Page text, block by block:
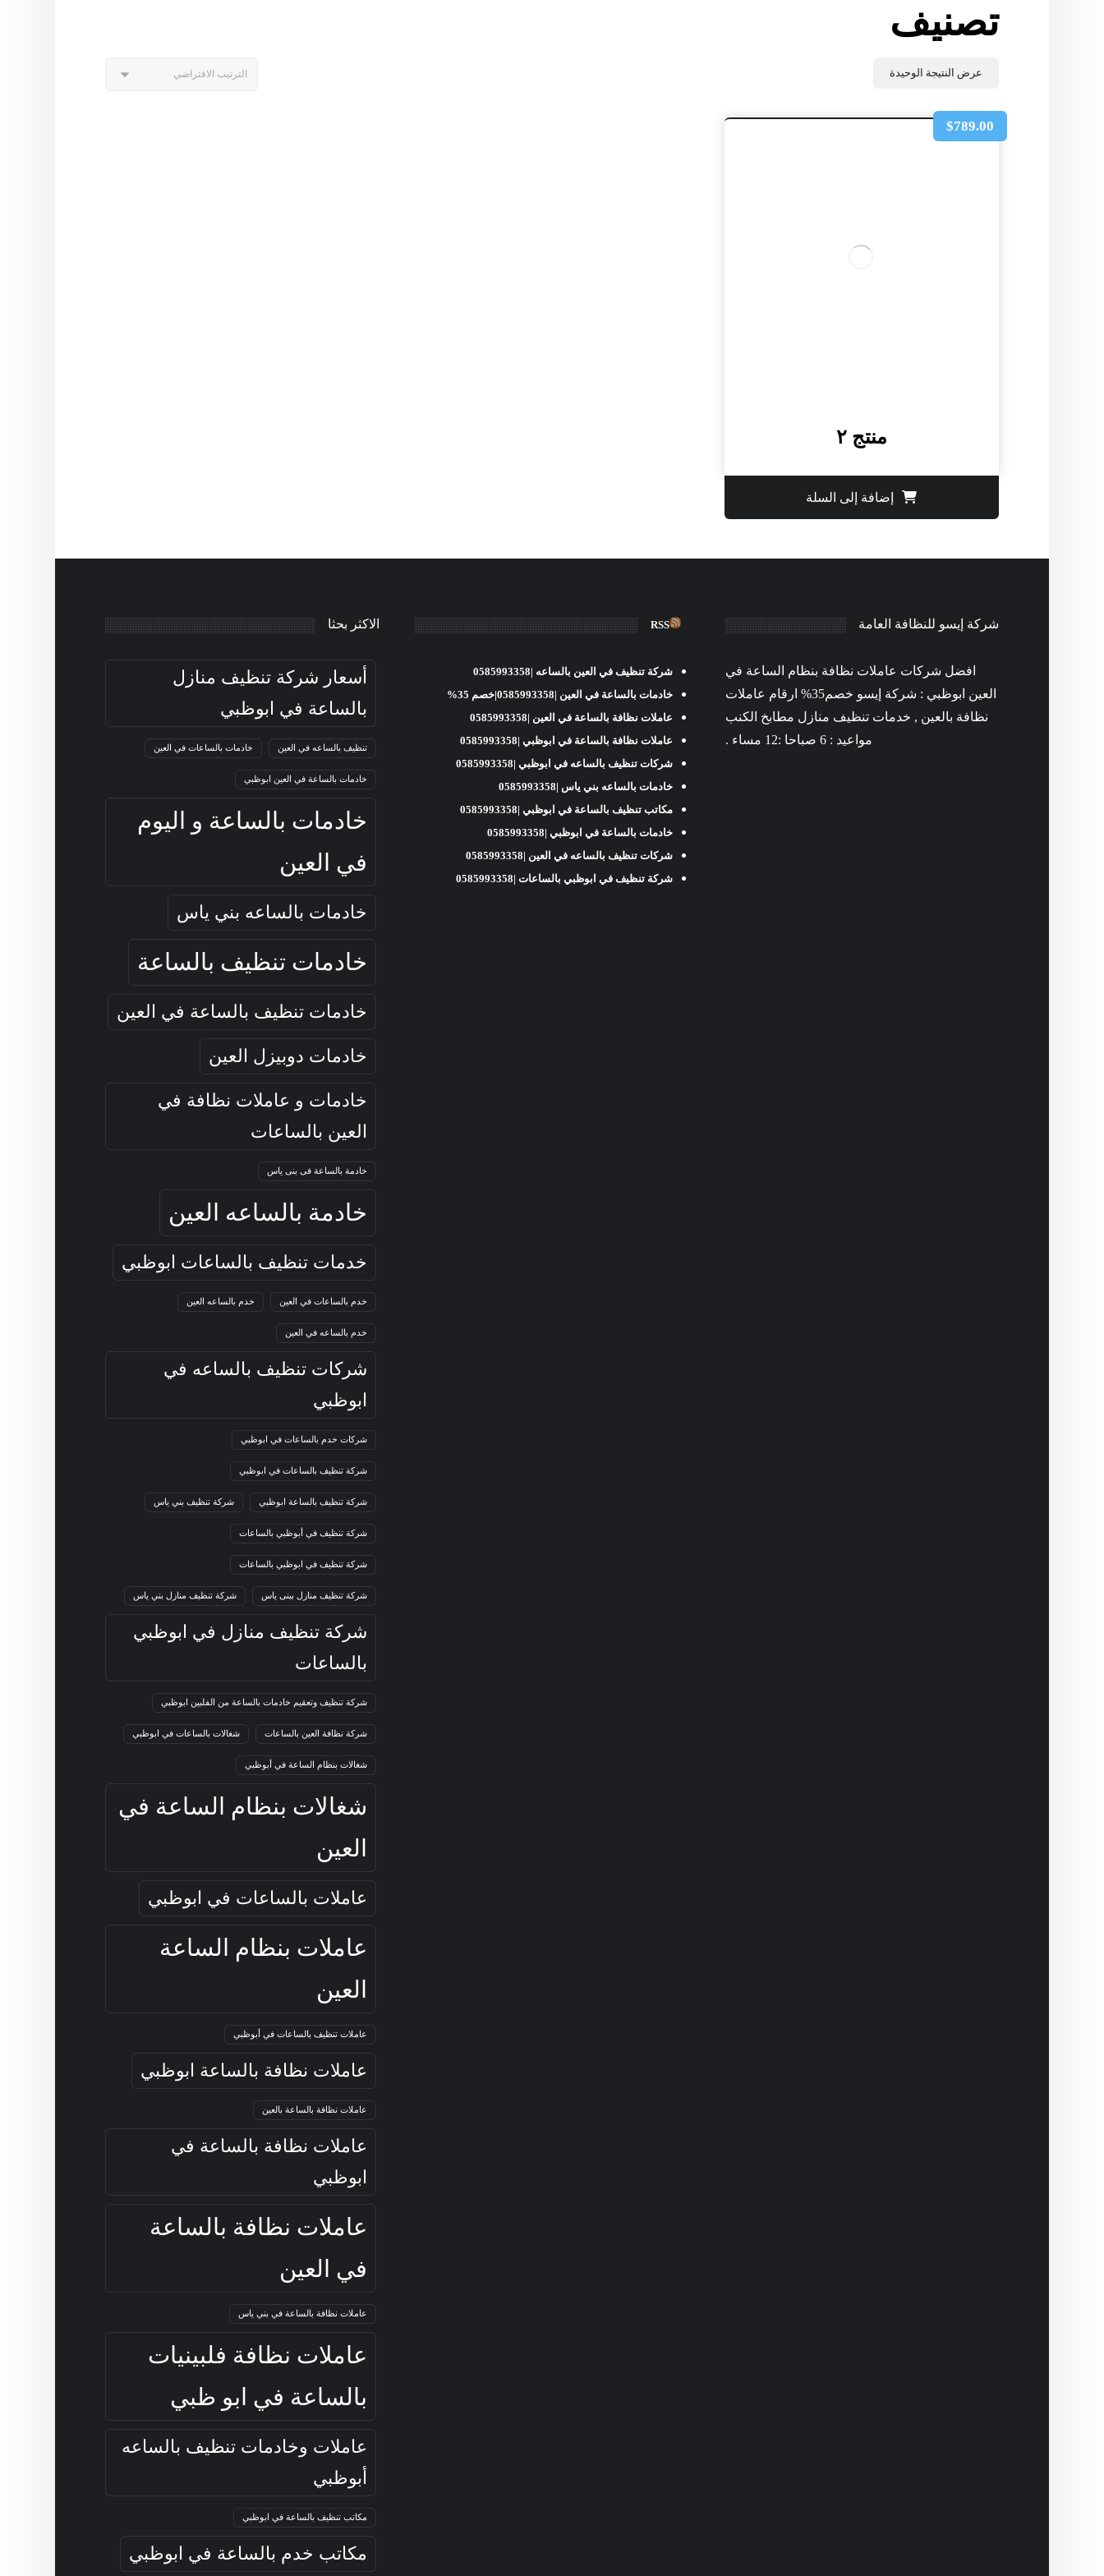
تصنيف
عرض النتيجة الوحيدة
منتج ٢
$789.00
إضافة إلى السلة
شركة إيسو للنظافة العامة
افضل شركات عاملات نظافة بنظام الساعة في
العين ابوظبي : شركة إيسو خصم35% ارقام عاملات
نظافة بالعين , خدمات تنظيف منازل مطابخ الكنب
مواعيد : 6 صباحا :12 مساء .
RSS
شركة تنظيف في العين بالساعه |0585993358
خادمات بالساعة في العين |0585993358|خصم 35%
عاملات نظافة بالساعة في العين |0585993358
عاملات نظافة بالساعة في ابوظبي |0585993358
شركات تنظيف بالساعه في ابوظبي |0585993358
خادمات بالساعه بني ياس |0585993358
مكاتب تنظيف بالساعة في ابوظبي |0585993358
خادمات بالساعة في ابوظبي |0585993358
شركات تنظيف بالساعه في العين |0585993358
شركة تنظيف في ابوظبي بالساعات |0585993358
الاكثر بحثا
أسعار شركة تنظيف منازل
بالساعة في ابوظبي
تنظيف بالساعه في العين خادمات بالساعات في العين
خادمات بالساعة في العين ابوظبي
خادمات بالساعة و اليوم
في العين
خادمات بالساعه بني ياس
خادمات تنظيف بالساعة
خادمات تنظيف بالساعة في العين
خادمات دوبيزل العين
خادمات و عاملات نظافة في
العين بالساعات
خادمة بالساعة فى بنى ياس
خادمة بالساعه العين
خدمات تنظيف بالساعات ابوظبي
خدم بالساعات في العين خدم بالساعه العين
خدم بالساعه في العين
شركات تنظيف بالساعه في
ابوظبي
شركات خدم بالساعات في ابوظبي
شركة تنظيف بالساعات في ابوظبي
شركة تنظيف بالساعة ابوظبي شركة تنظيف بني ياس
شركة تنظيف في أبوظبي بالساعات
شركة تنظيف في ابوظبي بالساعات
شركة تنظيف منازل ببنى ياس شركة تنظيف منازل بني ياس
شركة تنظيف منازل في ابوظبي
بالساعات
شركة تنظيف وتعقيم خادمات بالساعة من الفلبين ابوظبي
شركة نظافة العين بالساعات شغالات بالساعات في ابوظبي
شغالات بنظام الساعة في أبوظبي
شغالات بنظام الساعة في
العين
عاملات بالساعات في ابوظبي
عاملات بنظام الساعة
العين
عاملات تنظيف بالساعات في أبوظبي
عاملات نظافة بالساعة ابوظبي
عاملات نظافة بالساعة بالعين
عاملات نظافة بالساعة في
ابوظبي
عاملات نظافة بالساعة
في العين
عاملات نظافة بالساعة في بني ياس
عاملات نظافة فلبينيات
بالساعة في ابو ظبي
عاملات وخادمات تنظيف بالساعه
أبوظبي
مكاتب تنظيف بالساعة في ابوظبي
مكاتب خدم بالساعة في ابوظبي